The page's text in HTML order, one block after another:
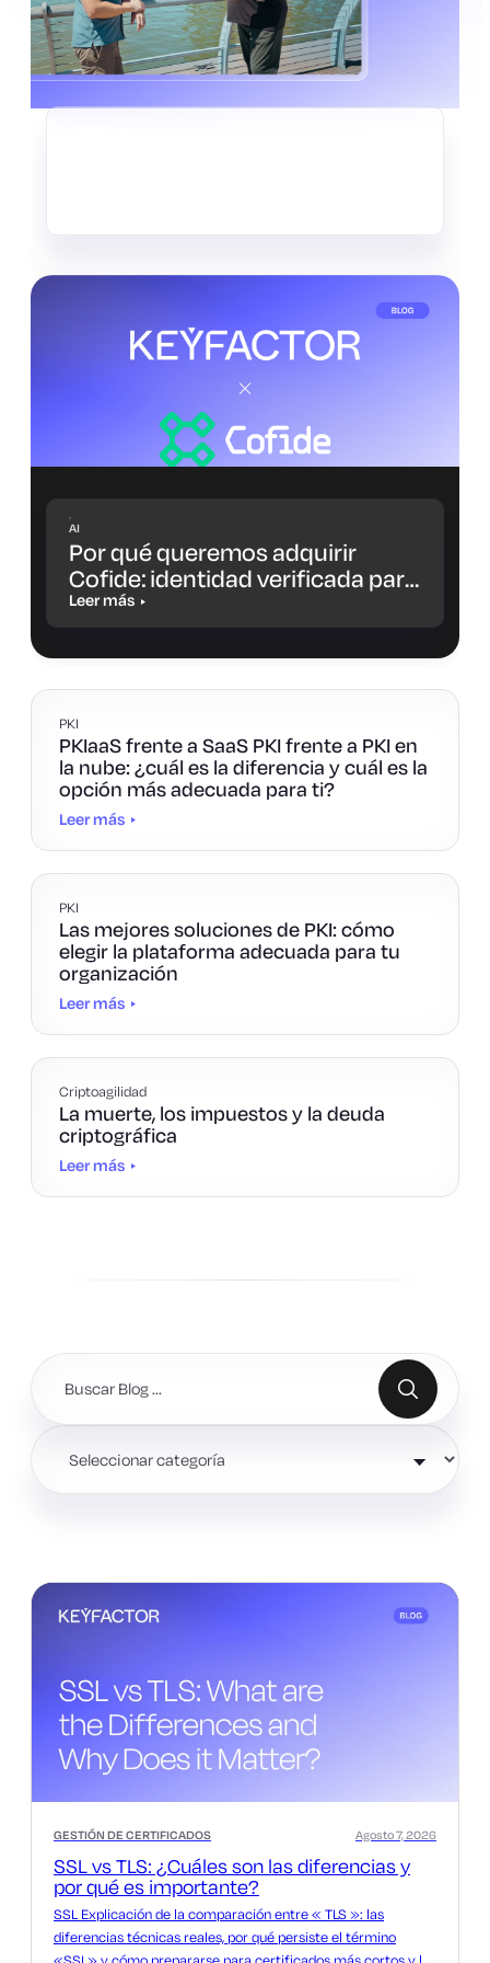
AI
Por qué queremos adquirir
Cofide: identidad verificada para
cargas de trabajo y agentes de
IA
Leer más
PKI
PKIaaS frente a SaaS PKI frente a PKI en
la nube: ¿cuál es la diferencia y cuál es la
opción más adecuada para ti?
Leer más
PKI
Las mejores soluciones de PKI: cómo
elegir la plataforma adecuada para tu
organización
Leer más
Criptoagilidad
La muerte, los impuestos y la deuda
criptográfica
Leer más
GESTIÓN DE CERTIFICADOS
SSL vs TLS: ¿Cuáles son las diferencias y
por qué es importante?
Agosto 7, 2026
SSL Explicación de la comparación entre « TLS »: las
diferencias técnicas reales, por qué persiste el término